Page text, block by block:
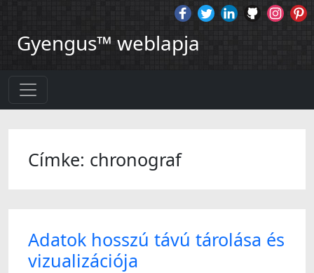
Gyengus™ weblapja
Címke: chronograf
Adatok hosszú távú tárolása és
vizualizációja